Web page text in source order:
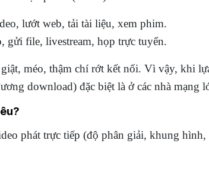
lướt web, tải tài liệu, xem phim.
gửi file, livestream, họp trực tuyến.
méo, thậm chí rớt kết nối. Vì vậy, khi
download) đặc biệt là ở các nhà mạng
phát trực tiếp (độ phân giải, khung